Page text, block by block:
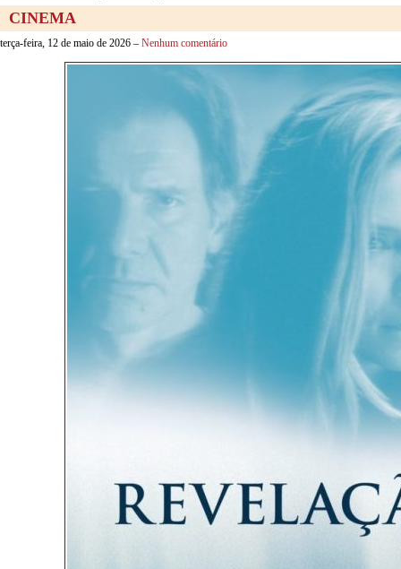
CINEMA
terça-feira, 12 de maio de 2026 – Nenhum comentário